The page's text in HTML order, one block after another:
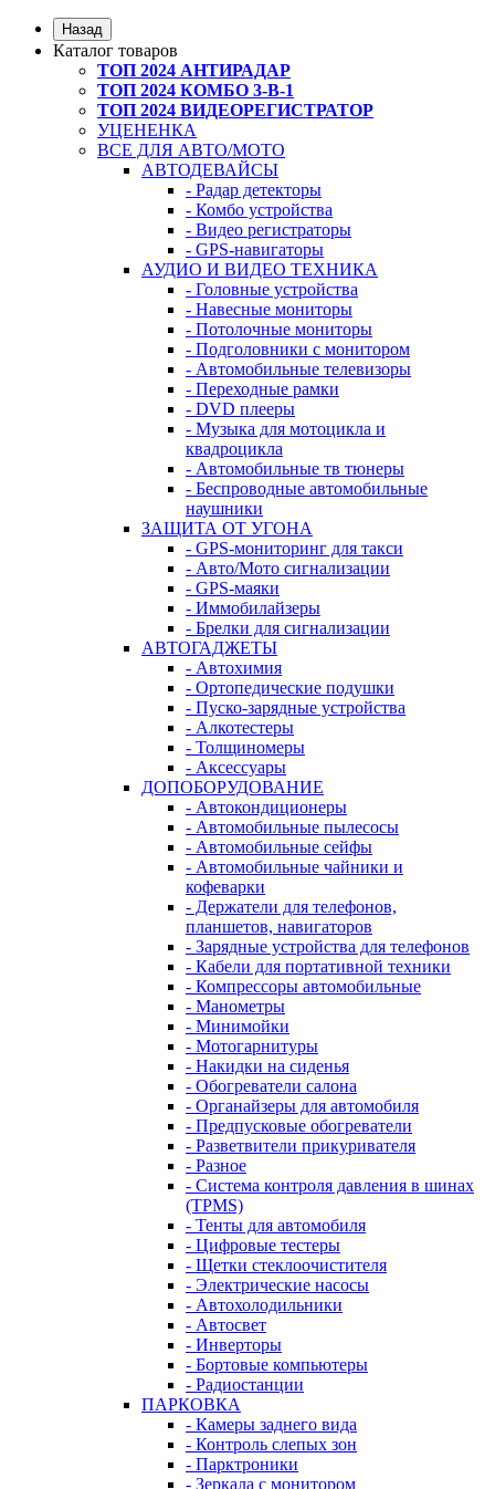
Назад
Каталог товаров
ТОП 2024 АНТИРАДАР
ТОП 2024 КОМБО 3-В-1
ТОП 2024 ВИДЕОРЕГИСТРАТОР
УЦЕНЕНКА
ВСЕ ДЛЯ АВТО/МОТО
АВТОДЕВАЙСЫ
- Радар детекторы
- Комбо устройства
- Видео регистраторы
- GPS-навигаторы
АУДИО И ВИДЕО ТЕХНИКА
- Головные устройства
- Навесные мониторы
- Потолочные мониторы
- Подголовники с монитором
- Автомобильные телевизоры
- Переходные рамки
- DVD плееры
- Музыка для мотоцикла и
квадроцикла
- Автомобильные тв тюнеры
- Беспроводные автомобильные
наушники
ЗАЩИТА ОТ УГОНА
- GPS-мониторинг для такси
- Авто/Мото сигнализации
- GPS-маяки
- Иммобилайзеры
- Брелки для сигнализации
АВТОГАДЖЕТЫ
- Автохимия
- Ортопедические подушки
- Пуско-зарядные устройства
- Алкотестеры
- Толщиномеры
- Аксессуары
ДОПОБОРУДОВАНИЕ
- Автокондиционеры
- Автомобильные пылесосы
- Автомобильные сейфы
- Автомобильные чайники и
кофеварки
- Держатели для телефонов,
планшетов, навигаторов
- Зарядные устройства для телефонов
- Кабели для портативной техники
- Компрессоры автомобильные
- Манометры
- Минимойки
- Мотогарнитуры
- Накидки на сиденья
- Обогреватели салона
- Органайзеры для автомобиля
- Предпусковые обогреватели
- Разветвители прикуривателя
- Разное
- Система контроля давления в шинах
(TPMS)
- Тенты для автомобиля
- Цифровые тестеры
- Щетки стеклоочистителя
- Электрические насосы
- Автохолодильники
- Автосвет
- Инверторы
- Бортовые компьютеры
- Радиостанции
ПАРКОВКА
- Камеры заднего вида
- Контроль слепых зон
- Парктроники
- Зеркала с монитором